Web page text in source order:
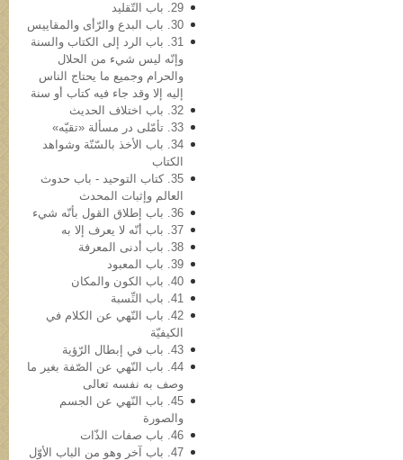
29. باب التّقلید
30. باب البدع والرّأی والمقاییس
31. باب الرد إلی الکتاب والسنة
وإنّه لیس شيء من الحلال
والحرام وجمیع ما یحتاج الناس
إلیه إلا وقد جاء فیه کتاب أو سنة
32. باب اختلاف الحدیث
33. تأمّلی در مسألة «تقیّه»
34. باب الأخذ بالسّنّة وشواهد
الکتاب
35. کتاب التوحید - باب حدوث
العالم وإثبات المحدث
36. باب إطلاق القول بأنّه شيء
37. باب أنّه لا یعرف إلا به
38. باب أدنی المعرفة
39. باب المعبود
40. باب الکون والمکان
41. باب النِّسبة
42. باب النّهي عن الکلام في
الکیفیّة
43. باب في‌ إبطال الرّؤیة
44. باب النّهي عن الصّفة بغیر ما
وصف به نفسه تعالی
45. باب النّهي عن الجسم
والصورة
46. باب صفات الذّات
47. باب آخر وهو من الباب الأوّل